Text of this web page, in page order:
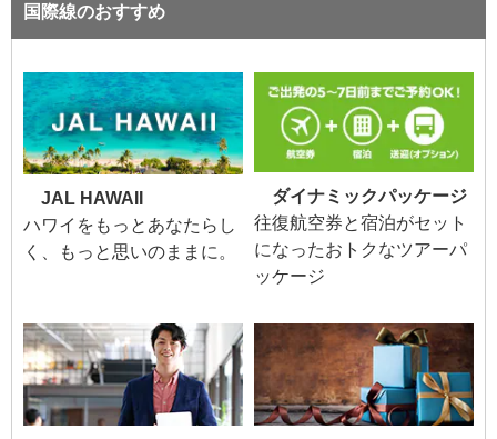
国際線のおすすめ
JAL HAWAII
ハワイをもっとあなたらし
く、もっと思いのままに。
ダイナミックパッケージ
往復航空券と宿泊がセット
になったおトクなツアーパ
ッケージ